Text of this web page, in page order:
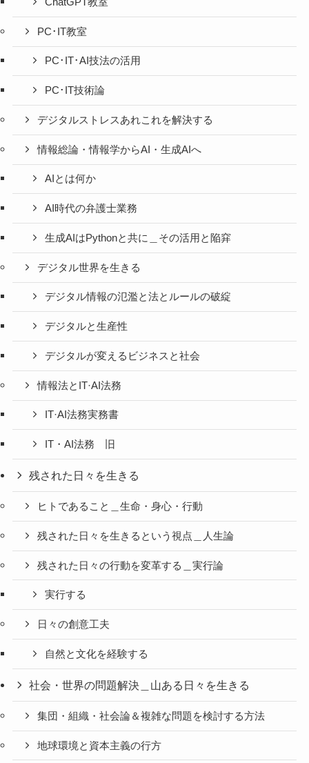
PC･IT教室
PC･IT･AI技法の活用
PC･IT技術論
デジタルストレスあれこれを解決する
情報総論・情報学からAI・生成AIへ
AIとは何か
AI時代の弁護士業務
生成AIはPythonと共に＿その活用と陥穽
デジタル世界を生きる
デジタル情報の氾濫と法とルールの破綻
デジタルと生産性
デジタルが変えるビジネスと社会
情報法とIT·AI法務
IT·AI法務実務書
IT・AI法務 旧
残された日々を生きる
ヒトであること＿生命・身心・行動
残された日々を生きるという視点＿人生論
残された日々の行動を変革する＿実行論
実行する
日々の創意工夫
自然と文化を経験する
社会・世界の問題解決＿山ある日々を生きる
集団・組織・社会論＆複雑な問題を検討する方法
地球環境と資本主義の行方